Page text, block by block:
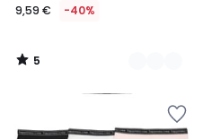
9,59 € -40%
5
/